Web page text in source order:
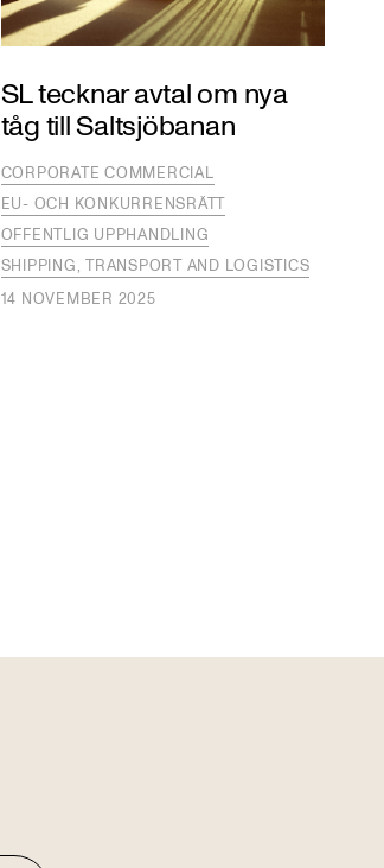
SL tecknar avtal om nya
tåg till Saltsjöbanan
CORPORATE COMMERCIAL
EU- OCH KONKURRENSRÄTT
OFFENTLIG UPPHANDLING
SHIPPING, TRANSPORT AND LOGISTICS
14 NOVEMBER 2025